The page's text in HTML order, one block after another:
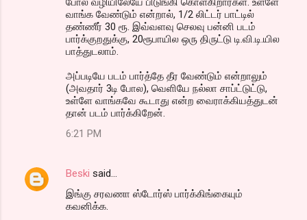
வாங்க வேண்டும் என்றால், 1/2 லிட்டர் பாட்டில்
தண்ணீர் 30 ரூ. இவ்வளவு செலவு பன்னி படம்
பார்க்குறதுக்கு, 20ரூபாயில ஒரு திருட்டு டி.வி.டி.யில
பாத்துடலாம்.
அப்படியே படம் பார்த்தே தீர வேண்டும் என்றாலும்
(அவதார் 3டி போல), வெளியே நல்லா சாப்ட்டுட்டு,
உள்ளே வாங்கவே கூடாது என்ற வைராக்கியத்துடன்
தான் படம் பார்க்கிறேன்.
6:21 PM
Beski said…
இங்கு சரவணா ஸ்டோர்ஸ் பார்க்கிங்கையும்
கவனிக்க.